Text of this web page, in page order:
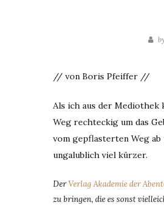
// von Boris Pfeiffer //
Als ich aus der
Weg rechteckig um das
vom gepflasterten Weg ab
ungalublich viel kürzer.
DerVerlag Akademie der
zu bringen, die es sonst